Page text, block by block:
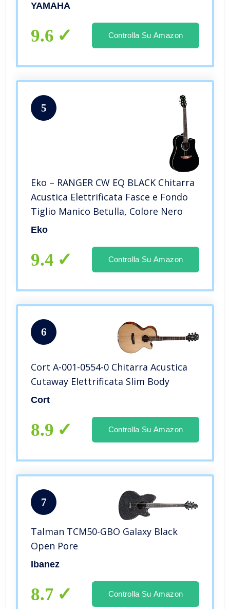
YAMAHA
9.6 Controlla Su Amazon
5
Eko – RANGER CW EQ BLACK Chitarra
Acustica Elettrificata Fasce e Fondo
Tiglio Manico Betulla, Colore Nero
Eko
9.4 Controlla Su Amazon
6
Cort A-001-0554-0 Chitarra Acustica
Cutaway Elettrificata Slim Body
Cort
8.9 Controlla Su Amazon
7
Talman TCM50-GBO Galaxy Black
Open Pore
Ibanez
8.7 Controlla Su Amazon